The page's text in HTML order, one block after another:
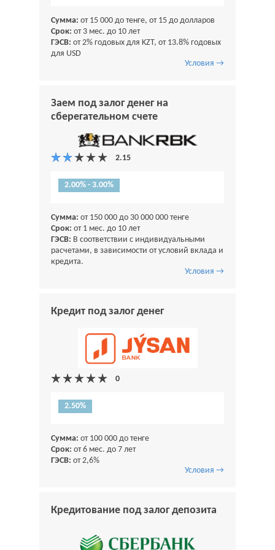
Сумма: от 15 000 до тенге, от 15 до долларов
Срок: от 3 мес. до 10 лет
ГЭСВ: от 2% годовых для KZT, от 13.8% годовых
для USD
Условия →
Заем под залог денег на
сберегательном счете
2.00% - 3.00%
Сумма: от 150 000 до 30 000 000 тенге
Срок: от 1 мес. до 10 лет
ГЭСВ: В соответствии с индивидуальными
расчетами, в зависимости от условий вклада и
кредита.
Условия →
Кредит под залог денег
2.50%
Сумма: от 100 000 до тенге
Срок: от 6 мес. до 7 лет
ГЭСВ: от 2,6%
Условия →
Кредитование под залог депозита